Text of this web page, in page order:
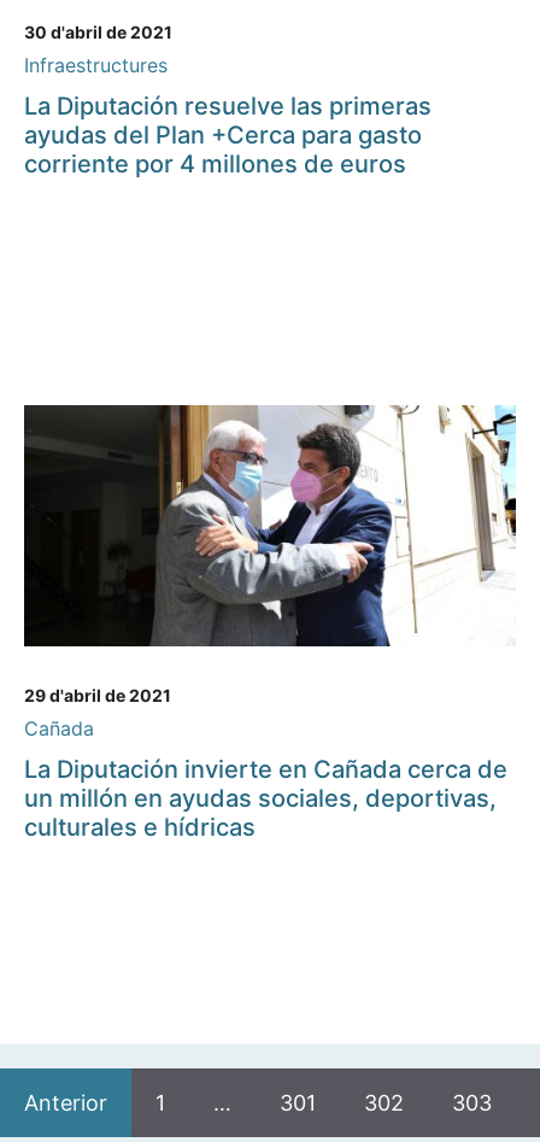
30 d'abril de 2021
Infraestructures
La Diputación resuelve las primeras
ayudas del Plan +Cerca para gasto
corriente por 4 millones de euros
29 d'abril de 2021
Cañada
La Diputación invierte en Cañada cerca de
un millón en ayudas sociales, deportivas,
culturales e hídricas
Anterior 1 … 301 302 303